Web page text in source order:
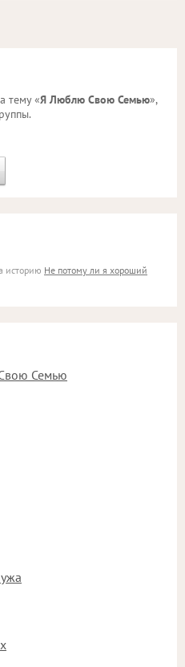
тему «Я Люблю Свою Семью»,
историю Не потому ли я хороший
Семью